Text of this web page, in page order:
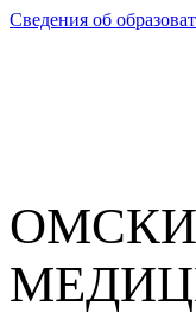
Сведения об